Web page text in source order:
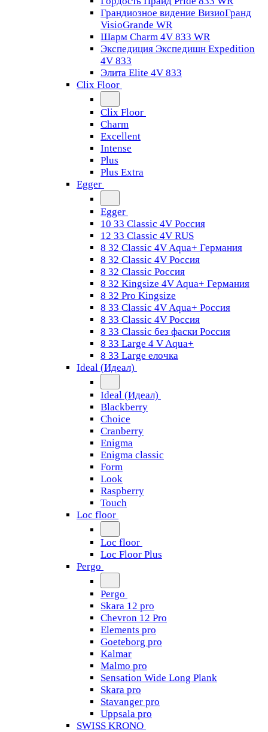
Грандиозное видение ВизиоГранд
VisioGrande WR
Шарм Charm 4V 833 WR
Экспедиция Экспедишн Expedition
4V 833
Элита Elite 4V 833
Clix Floor
Clix Floor
Charm
Excellent
Intense
Plus
Plus Extra
Egger
Egger
10 33 Classic 4V Россия
12 33 Classic 4V RUS
8 32 Classic 4V Aqua+ Германия
8 32 Classic 4V Россия
8 32 Classic Россия
8 32 Kingsize 4V Aqua+ Германия
8 32 Pro Kingsize
8 33 Classic 4V Aqua+ Россия
8 33 Classic 4V Россия
8 33 Classic без фаски Россия
8 33 Large 4 V Aqua+
8 33 Large елочка
Ideal (Идеал)
Ideal (Идеал)
Blackberry
Choice
Cranberry
Enigma
Enigma classic
Form
Look
Raspberry
Touch
Loc floor
Loc floor
Loc Floor Plus
Pergo
Pergo
Skara 12 pro
Chevron 12 Pro
Elements pro
Goeteborg pro
Kalmar
Malmo pro
Sensation Wide Long Plank
Skara pro
Stavanger pro
Uppsala pro
SWISS KRONO